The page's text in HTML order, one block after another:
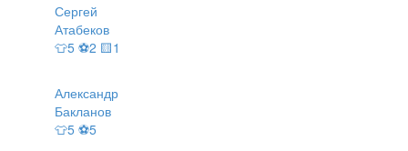
Сергей
Атабеков
👕5 ⚽2 🟨1
Александр
Бакланов
👕5 ⚽5